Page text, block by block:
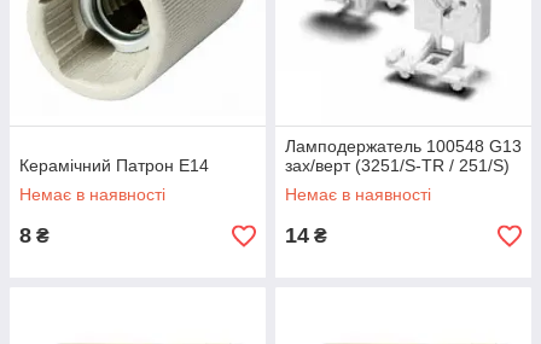
Керамічний Патрон Е14
Немає в наявності
8 ₴
Ламподержатель 100548 G13
зах/верт (3251/S-TR / 251/S)
Немає в наявності
14 ₴